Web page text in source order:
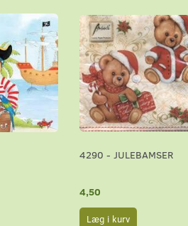
4290 - JULEBAMSER
4,50
Læg i kurv